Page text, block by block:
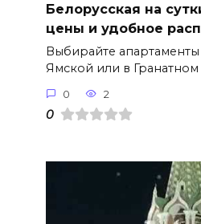
Белорусская на
цены и удобное
Выбирайте
Ямской или в Гранатном
0 2
0